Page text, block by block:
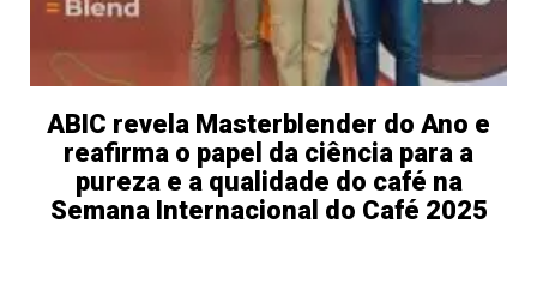
ABIC revela Masterblender do Ano e
reafirma o papel da ciência para a
pureza e a qualidade do café na
Semana Internacional do Café 2025